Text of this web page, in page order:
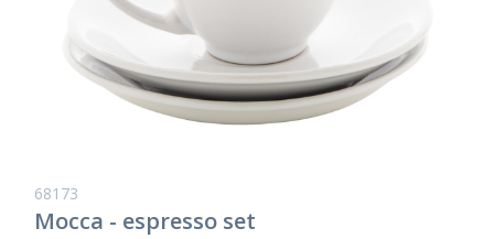
68173
Mocca - espresso set